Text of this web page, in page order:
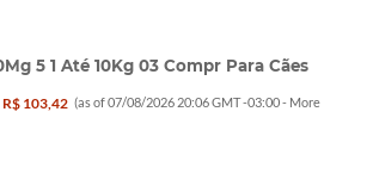
5 1 Até 10Kg 03 Compr Para Cães
R$ 103,42 (as of 07/08/2026 20:06 GMT -03:00 - More